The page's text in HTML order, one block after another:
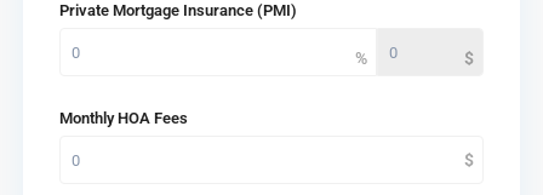
Private Mortgage Insurance (PMI)
Monthly HOA Fees